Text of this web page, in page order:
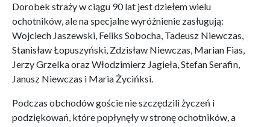
Dorobek straży w ciągu 90 lat jest dziełem wielu
ochotników, ale na specjalne wyróżnienie zasługują:
Wojciech Jaszewski, Feliks Sobocha, Tadeusz Niewczas,
Stanisław Łopuszyński, Zdzisław Niewczas, Marian Fias,
Jerzy Grzelka oraz Włodzimierz Jagieła, Stefan Serafin,
Janusz Niewczas i Maria Życińksi.
Podczas obchodów goście nie szczędzili życzeń i
podziękowań, które popłynęły w stronę ochotników, a